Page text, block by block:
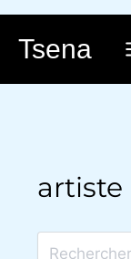
Aller
contenu
Tsena
artiste